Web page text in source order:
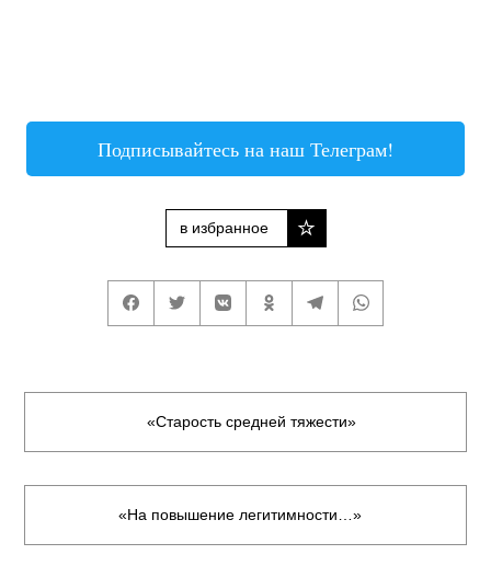
Подписывайтесь на наш Телеграм!
в избранное
«Старость средней тяжести»
«На повышение легитимности…»